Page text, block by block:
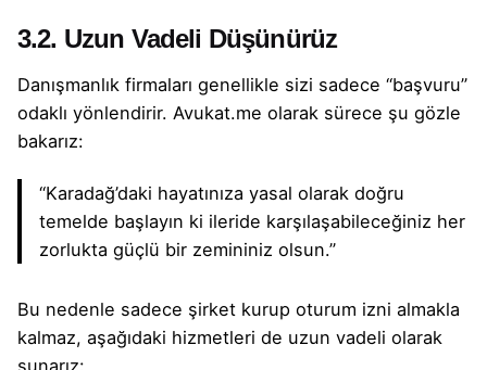
3.2. Uzun Vadeli Düşünürüz
Danışmanlık firmaları genellikle sizi sadece “başvuru”
odaklı yönlendirir. Avukat.me olarak sürece şu gözle
bakarız:
“Karadağ’daki hayatınıza yasal olarak doğru
temelde başlayın ki ileride karşılaşabileceğiniz her
zorlukta güçlü bir zemininiz olsun.”
Bu nedenle sadece şirket kurup oturum izni almakla
kalmaz, aşağıdaki hizmetleri de uzun vadeli olarak